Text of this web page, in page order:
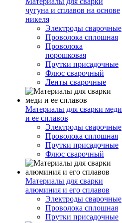
чугуна и сплавов на основе
никеля
Электроды сварочные
Проволока сплошная
Проволока
порошковая
Прутки присадочные
Флюс сварочный
Ленты сварочные
Материалы для сварки меди
и ее сплавов
Электроды сварочные
Проволока сплошная
Прутки присадочные
Флюс сварочный
Материалы для сварки
алюминия и его сплавов
Электроды сварочные
Проволока сплошная
Прутки присадочные